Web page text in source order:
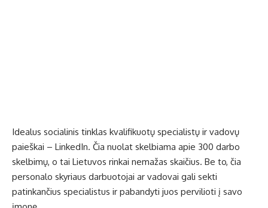
Idealus socialinis tinklas kvalifikuotų specialistų ir vadovų
paieškai – LinkedIn. Čia nuolat skelbiama apie 300 darbo
skelbimų, o tai Lietuvos rinkai nemažas skaičius. Be to, čia
personalo skyriaus darbuotojai ar vadovai gali sekti
patinkančius specialistus ir pabandyti juos pervilioti į savo